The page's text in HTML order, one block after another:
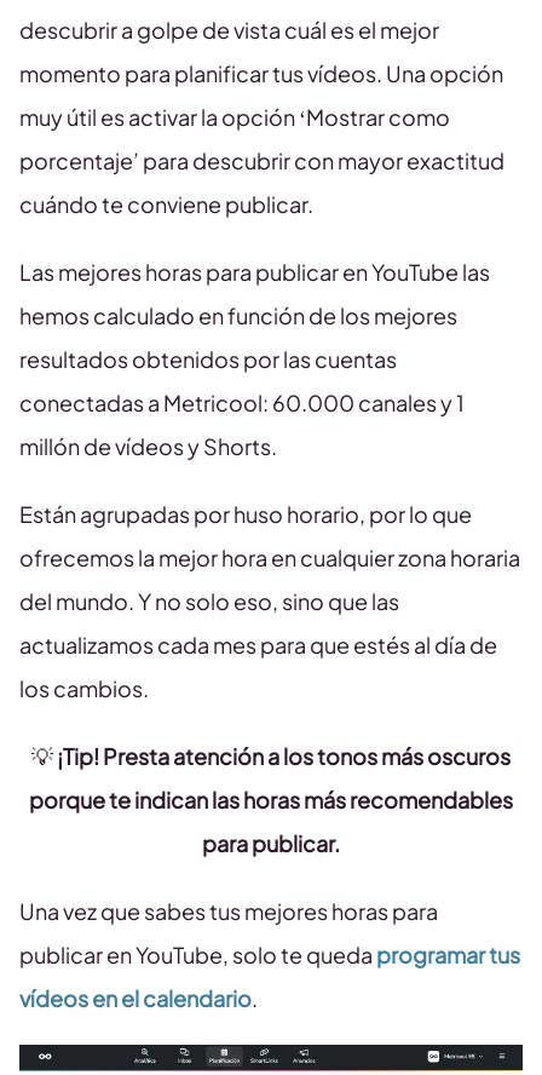
descubrir a golpe de vista cuál es el mejor
momento para planificar tus vídeos. Una opción
muy útil es activar la opción ‘Mostrar como
porcentaje’ para descubrir con mayor exactitud
cuándo te conviene publicar.
Las mejores horas para publicar en YouTube las
hemos calculado en función de los mejores
resultados obtenidos por las cuentas
conectadas a Metricool: 60.000 canales y 1
millón de vídeos y Shorts.
Están agrupadas por huso horario, por lo que
ofrecemos la mejor hora en cualquier zona horaria
del mundo. Y no solo eso, sino que las
actualizamos cada mes para que estés al día de
los cambios.
💡¡Tip! Presta atención a los tonos más oscuros
porque te indican las horasmás recomendables
para publicar.
Una vez que sabes tus mejores horas para
publicar en YouTube, solo te queda programar tus
vídeos en el calendario.